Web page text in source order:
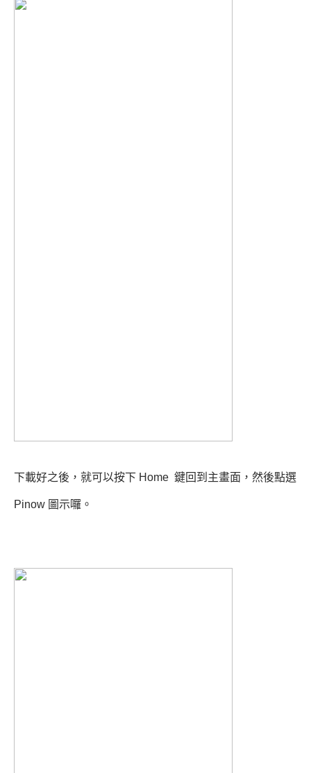
下載好之後，就可以按下 Home 鍵回到主畫面，然後點選
Pinow 圖示囉。